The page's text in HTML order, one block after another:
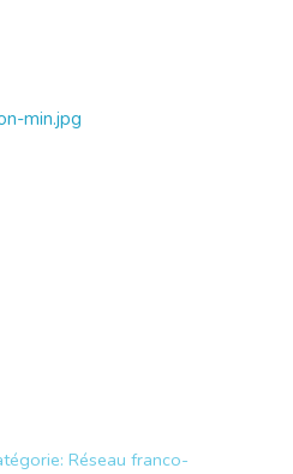
Réseau franco-